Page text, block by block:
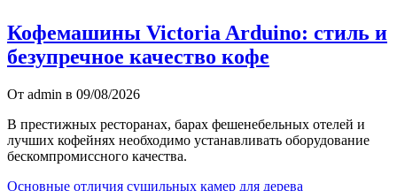
Кофемашины Victoria Arduino: стиль и
безупречное качество кофе
От admin в 09/08/2026
В престижных ресторанах, барах фешенебельных отелей и
лучших кофейнях необходимо устанавливать оборудование
бескомпромиссного качества.
Основные отличия сушильных камер для дерева